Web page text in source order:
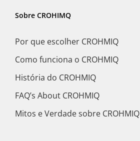
Sobre CROHIMQ
Por que escolher CROHMIQ
Como funciona o CROHMIQ
História do CROHMIQ
FAQ’s About CROHMIQ
Mitos e Verdade sobre CROHMIQ